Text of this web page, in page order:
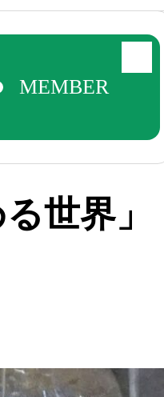
MEMBER
世界」